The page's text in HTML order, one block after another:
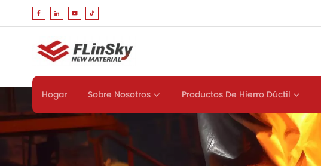
Hogar Sobre Nosotros Productos De Hierro Dúctil